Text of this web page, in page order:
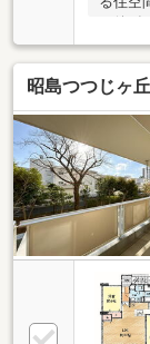
川小学
ルエツ
◇【ペ
に暮ら
ムに
可能で
知りた
行以上
なプラ
昭島つつじヶ